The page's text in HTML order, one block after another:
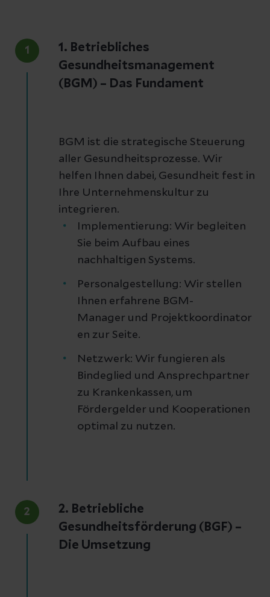
1
1. Betriebliches
Gesundheitsmanagement
(BGM) – Das Fundament
BGM ist die strategische Steuerung
aller Gesundheitsprozesse. Wir
helfen Ihnen dabei, Gesundheit fest in
Ihre Unternehmenskultur zu
integrieren.
Implementierung: Wir begleiten
Sie beim Aufbau eines
nachhaltigen Systems.
Personalgestellung: Wir stellen
Ihnen erfahrene BGM-
Manager und Projektkoordinator
en zur Seite.
Netzwerk: Wir fungieren als
Bindeglied und Ansprechpartner
zu Krankenkassen, um
Fördergelder und Kooperationen
optimal zu nutzen.
2
2. Betriebliche
Gesundheitsförderung (BGF) –
Die Umsetzung